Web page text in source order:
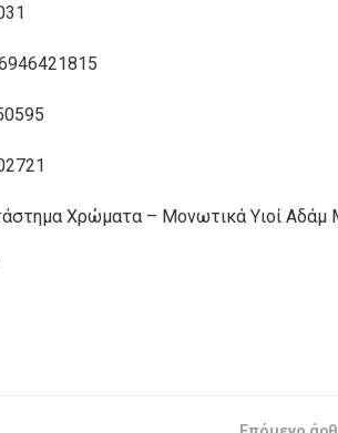
Χρώματα – Μονωτικά Υιοί Αδάμ